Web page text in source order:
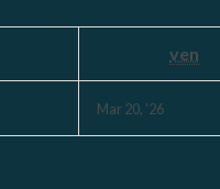
ven
Mar 20, '26